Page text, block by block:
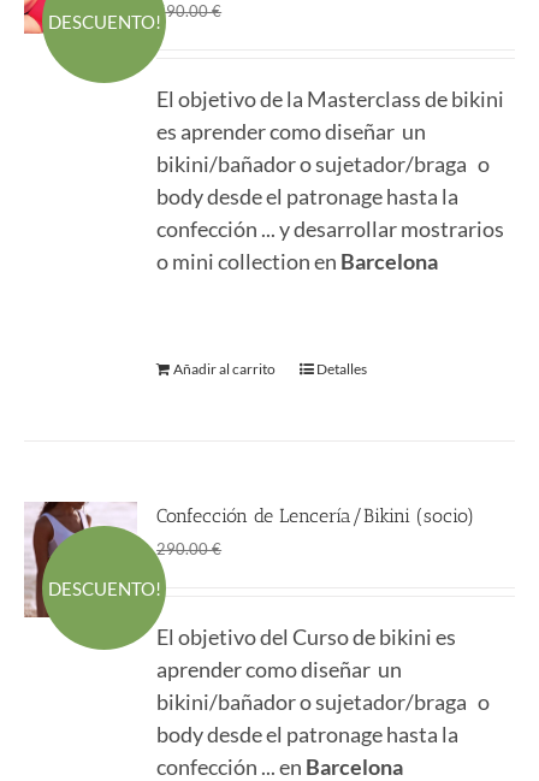
DESCUENTO!590.00€
era:
590.00 €.
es:
490.00 €.
El objetivo de la Masterclass de bikini
es aprender como diseñar un
bikini/bañador o sujetador/braga o
body desde el patronage hasta la
confección ... y desarrollar mostrarios
o mini collection en Barcelona
Añadir al carrito Detalles
DESCUENTO!
Confección de Lencería/Bikini (socio)
290.00€
era:
290.00 €.
es:
161.50 €.
El objetivo del Curso de bikini es
aprender como diseñar un
bikini/bañador o sujetador/braga o
body desde el patronage hasta la
confección ... en Barcelona